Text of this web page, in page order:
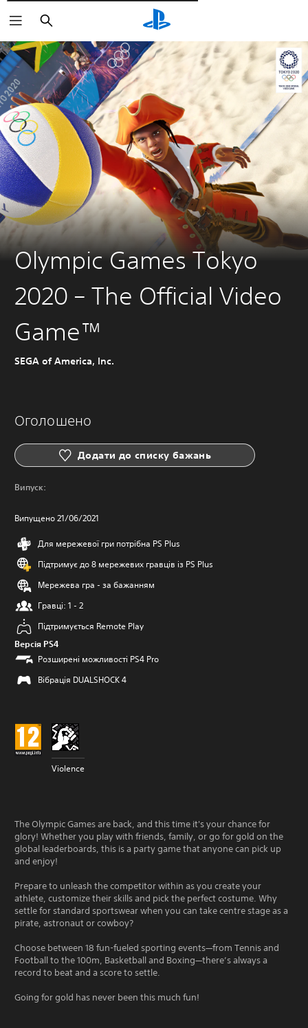
Пошук
Olympic Games Tokyo
2020 – The Official Video
Game™
SEGA of America, Inc.
Оголошено
Додати до списку бажань
Випуск:
Випущено 21/06/2021
Для мережевої гри потрібна PS Plus
Підтримує до 8 мережевих гравців із PS Plus
Мережева гра - за бажанням
Гравці: 1 - 2
Підтримується Remote Play
Версія PS4
Розширені можливості PS4 Pro
Вібрація DUALSHOCK 4
Violence
The Olympic Games are back, and this time it's your chance for
glory! Whether you play with friends, family, or go for gold on the
global leaderboards, this is a party game that anyone can pick up
and enjoy!
Prepare to unleash the competitor within as you create your
athlete, customize their skills and pick the perfect costume. Why
settle for standard sportswear when you can take centre stage as a
pirate, astronaut or cowboy?
Choose between 18 fun-fueled sporting events—from Tennis and
Football to the 100m, Basketball and Boxing—there’s always a
record to beat and a score to settle.
Going for gold has never been this much fun!